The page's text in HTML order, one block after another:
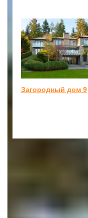
Загородный дом 9